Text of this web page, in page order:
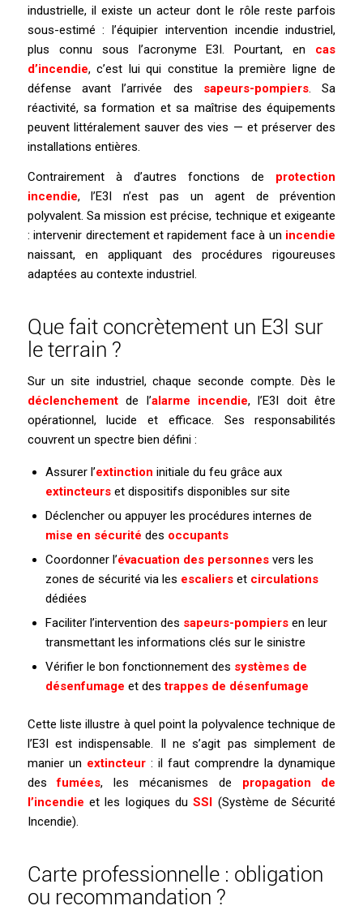
industrielle, il existe un acteur dont le rôle reste parfois
sous-estimé : l’équipier intervention incendie industriel,
plus connu sous l’acronyme E3I. Pourtant, en cas
d’incendie, c’est lui qui constitue la première ligne de
défense avant l’arrivée des sapeurs-pompiers. Sa
réactivité, sa formation et sa maîtrise des équipements
peuvent littéralement sauver des vies — et préserver des
installations entières.
Contrairement à d’autres fonctions de protection
incendie, l’E3I n’est pas un agent de prévention
polyvalent. Sa mission est précise, technique et exigeante
: intervenir directement et rapidement face à un incendie
naissant, en appliquant des procédures rigoureuses
adaptées au contexte industriel.
Que fait concrètement un E3I sur
le terrain ?
Sur un site industriel, chaque seconde compte. Dès le
déclenchementde l’alarme incendie, l’E3I doit être
opérationnel, lucide et efficace. Ses responsabilités
couvrent un spectre bien défini :
Assurer l’extinction initiale du feu grâce aux
extincteurset dispositifs disponibles sur site
Déclencher ou appuyer les procédures internes de
mise en sécurité des occupants
Coordonner l’évacuation des personnesvers les
zones de sécurité via les escalierset circulations
dédiées
Faciliter l’intervention des sapeurs-pompiersen leur
transmettant les informations clés sur le sinistre
Vérifier le bon fonctionnement des systèmes de
désenfumage et destrappes de désenfumage
Cette liste illustre à quel point la polyvalence technique de
l’E3I est indispensable. Il ne s’agit pas simplement de
manier un extincteur: il faut comprendre la dynamique
desfumées, les mécanismes de propagation de
l’incendie et les logiques duSSI (Système de Sécurité
Incendie).
Carte professionnelle : obligation
ou recommandation ?